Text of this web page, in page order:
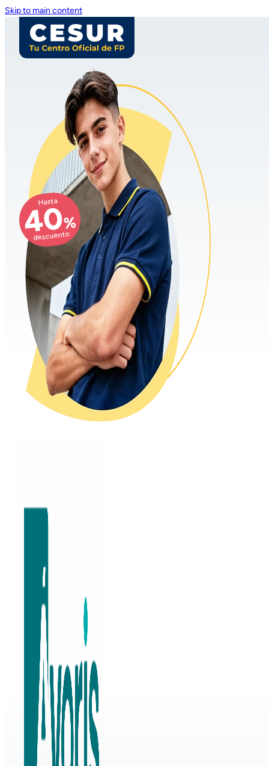
Skip to main content
Hasta
40%
descuento